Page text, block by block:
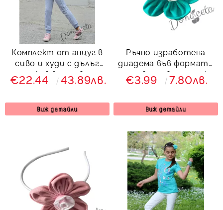
Комплект от анцуг в
сиво и худи с дълъг
ръкав в розово
€22.44 43.89лв.
Виж детайли
Ръчно изработена
диадема във формата
на цвете в мента/
тюркоаз
€3.99 7.80лв.
Виж детайли